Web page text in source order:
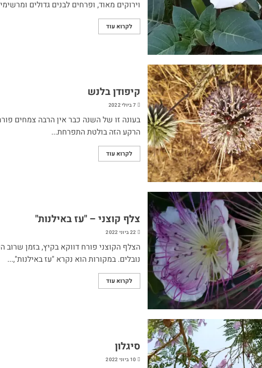
וירוקים מאוד, ופרחים לבנים גדולים
לקרוא עוד
קיפודן בלנש
7 ביולי 2022
בעונה זו של השנה כבר אין הרבה צמחים
הרקע הזה בולטת התפרחת...
לקרוא עוד
צלף קוצני – "עז באילנות"
22 ביוני 2022
הצלף הקוצני פורח דווקא בקיץ, בזמן שרוב
נובלים. במקורות הוא נקרא "עז באילנות",...
לקרוא עוד
סיגלון
10 ביוני 2022